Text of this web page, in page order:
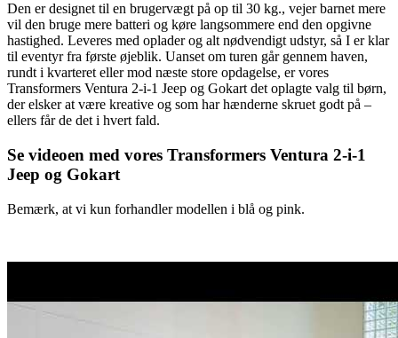
Den er designet til en brugervægt på op til 30 kg., vejer barnet mere
vil den bruge mere batteri og køre langsommere end den opgivne
hastighed. Leveres med oplader og alt nødvendigt udstyr, så I er klar
til eventyr fra første øjeblik. Uanset om turen går gennem haven,
rundt i kvarteret eller mod næste store opdagelse, er vores
Transformers Ventura 2-i-1 Jeep og Gokart det oplagte valg til børn,
der elsker at være kreative og som har hænderne skruet godt på –
ellers får de det i hvert fald.
Se videoen med vores Transformers Ventura 2-i-1
Jeep og Gokart
Bemærk, at vi kun forhandler modellen i blå og pink.